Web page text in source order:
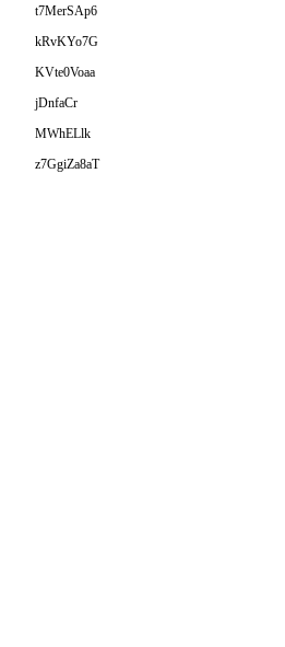
t7MerSAp6
kRvKYo7G
KVte0Voaa
jDnfaCr
MWhELlk
z7GgiZa8aT